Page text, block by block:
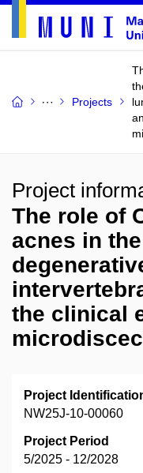
Projects
Project
The role of
acnes in
the clinical
Project
NW25J-10-00060
Project Period
5/2025 - 12/2028